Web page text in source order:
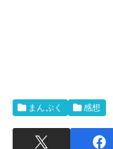
まんぷく 感想